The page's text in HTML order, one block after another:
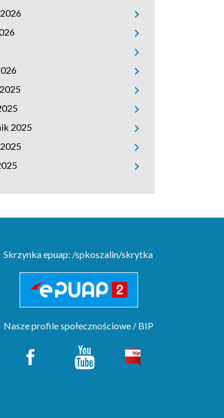
2025
Skrzynka epuap: /spkoszalin/skrytka
Nasze profile społecznościowe / BIP